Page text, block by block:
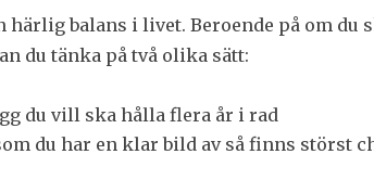
härlig balans i livet. Beroende på om du
du tänka på två olika sätt:
du vill ska hålla flera år i rad
du har en klar bild av så finns störst